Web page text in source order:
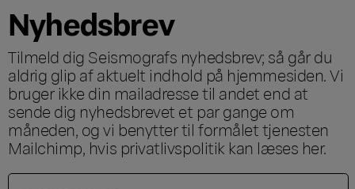
Nyhedsbrev
Tilmeld dig Seismografs nyhedsbrev; så går du
aldrig glip af aktuelt indhold på hjemmesiden. Vi
bruger ikke din mailadresse til andet end at
sende dig nyhedsbrevet et par gange om
måneden, og vi benytter til formålet tjenesten
Mailchimp, hvis privatlivspolitik kan læses her.